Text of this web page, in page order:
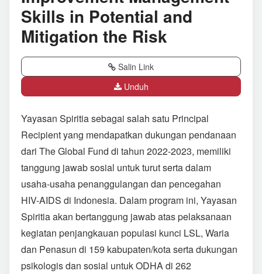
Skills in Potential and
Mitigation the Risk
Salin Link
Unduh
Yayasan Spiritia sebagai salah satu Principal
Recipient yang mendapatkan dukungan pendanaan
dari The Global Fund di tahun 2022-2023, memiliki
tanggung jawab sosial untuk turut serta dalam
usaha-usaha penanggulangan dan pencegahan
HIV-AIDS di Indonesia. Dalam program ini, Yayasan
Spiritia akan bertanggung jawab atas pelaksanaan
kegiatan penjangkauan populasi kunci LSL, Waria
dan Penasun di 159 kabupaten/kota serta dukungan
psikologis dan sosial untuk ODHA di 262